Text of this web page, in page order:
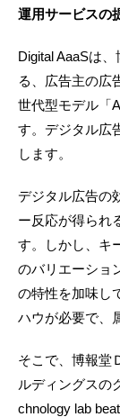
運用サービスの
Digital AaaSは
る、広告主の広
世代型モデル「
す。デジタル広
します。
デジタル広告の
ー反応が得られ
す。しかし、キ
のバリエーショ
の特性を加味し
ハウが必要で、
そこで、博報堂
ルディングスの
chnology lab